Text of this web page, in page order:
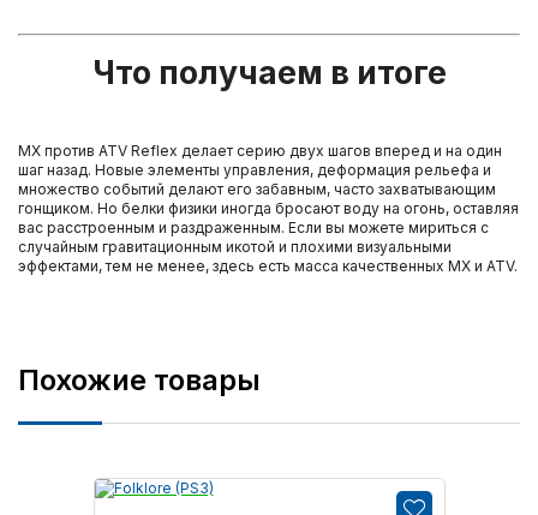
Что получаем в итоге
MX против ATV Reflex делает серию двух шагов вперед и на один
шаг назад. Новые элементы управления, деформация рельефа и
множество событий делают его забавным, часто захватывающим
гонщиком. Но белки физики иногда бросают воду на огонь, оставляя
вас расстроенным и раздраженным. Если вы можете мириться с
случайным гравитационным икотой и плохими визуальными
эффектами, тем не менее, здесь есть масса качественных MX и ATV.
Похожие товары